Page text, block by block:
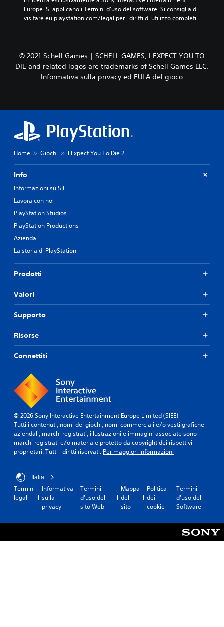
Europe. Si applicano i Termini d'uso del software. Si consiglia di
visitare eu.playstation.com/legal per i diritti di utilizzo completi.
© 2021 Schell Games | SCHELL GAMES, I EXPECT YOU TO
DIE and related logos are trademarks of Schell Games LLC.
Informativa sulla privacy ed EULA del gioco
Home Giochi I Expect You To Die 2
Info
Informazioni su SIE
Lavora con noi
PlayStation Studios
PlayStation Productions
Azienda
La storia di PlayStation
Prodotti
Valori
Supporto
Risorse
Connettiti
© 2026 Sony Interactive Entertainment Europe Limited (SIEE)
Tutti i contenuti, nomi dei giochi, nomi commerciali e/o vesti grafiche
aziendali, marchi registrati, illustrazioni e immagini associate sono
marchi registrati e/o materiale protetto da copyright dei rispettivi
proprietari. Tutti i diritti riservati. Per maggiori informazioni
Italia
Termini
legali
Informativa
sulla
privacy
Termini
d'uso del
sito Web
Mappa
del
sito
Politica
dei
cookie
Termini
d'uso del
Software